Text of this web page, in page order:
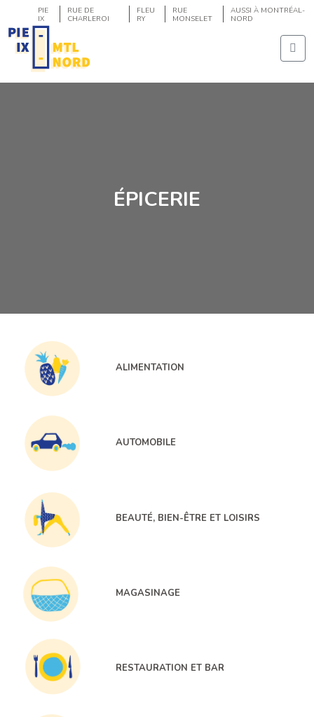
PIE
IX
RUE DE
CHARLEROI
FLEU
RY
RUE
MONSELET
AUSSI À MONTRÉAL-
NORD
ÉPICERIE
ALIMENTATION
AUTOMOBILE
BEAUTÉ, BIEN-ÊTRE ET LOISIRS
MAGASINAGE
RESTAURATION ET BAR